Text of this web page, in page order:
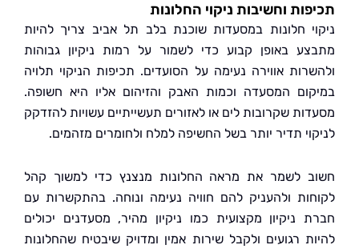
וחשיבות ניקוי החלונות
חלונות במסעדות שוכנת בלב תל אביב צריך להיות
באופן קבוע כדי לשמור על רמות ניקיון גבוהות
אווירה נעימה על הסועדים. תכיפות הניקוי תלויה
המסעדה וכמות האבק והזיהום אליו היא חשופה.
שקרובות לים או לאזורים תעשייתיים עשויות להזדקק
תדיר יותר בשל החשיפה למלח ולחומרים מזהמים.
לשמר את מראה החלונות מנצנץ כדי למשוך קהל
ולהעניק להם חוויה נעימה ונוחה. בהתקשרות עם
ניקיון מקצועית כמו ניקיון מהיר, מסעדנים יכולים
רגועים ולקבל שירות אמין ומדויק שיבטיח שהחלונות